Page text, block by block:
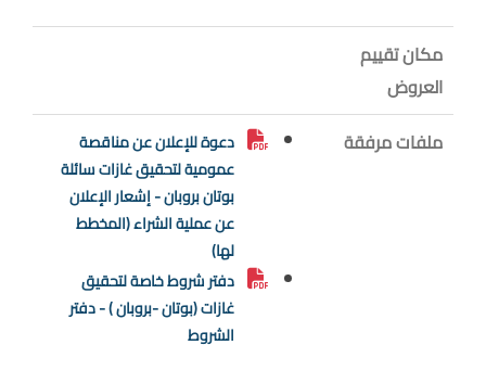
مكان تقييم
العروض
ملفات مرفقة
دعوة للإعلان عن مناقصة
عمومية لتحقيق غازات سائلة
بوتان بروبان - إشعار الإعلان
عن عملية الشراء (المخطط
لها)
دفتر شروط خاصة لتحقيق
غازات (بوتان -بروبان ) - دفتر
الشروط